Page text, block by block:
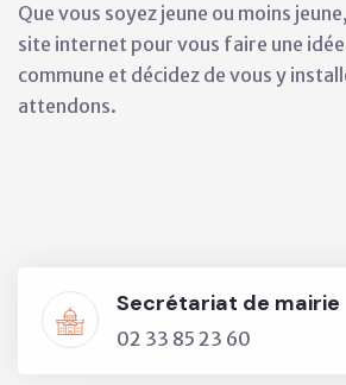
Que vous soyez jeune ou moins
site internet pour vous faire une
commune et décidez de vous y
attendons.
Secrétariat de mairie
02 33 85 23 60